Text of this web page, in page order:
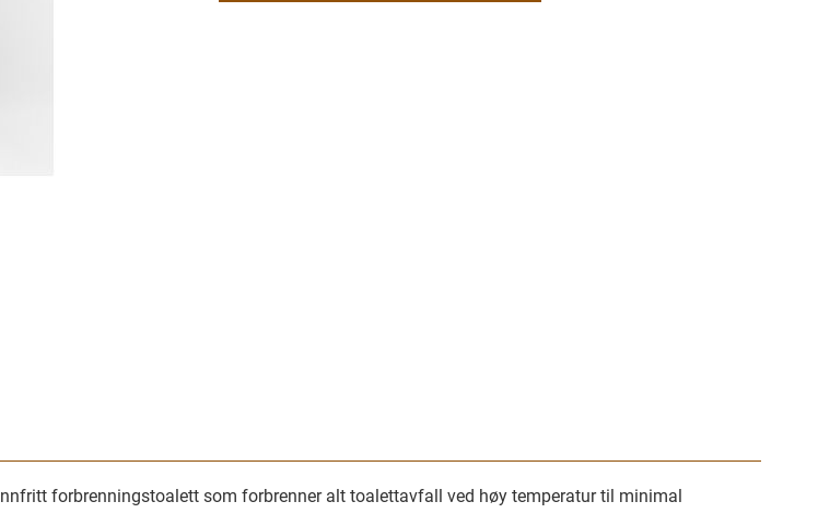
forbrenningstoalett som forbrenner alt toalettavfall ved høy temperatur til minimal